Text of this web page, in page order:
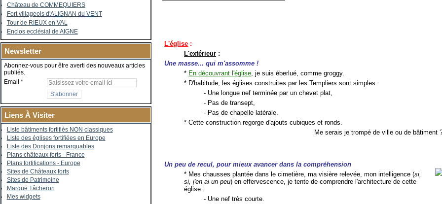
Château de COMMEQUIERS
Fort villageois d'ALIGNAN du VENT
Tour de RIEUX en VAL
Enclos ecclésial de AIGNE
Newsletter
Abonnez-vous pour être averti des nouveaux articles
publiés.
Email
Liens À Visiter
Liste bâtiments fortifiés NON classiques
Liste des églises fortifiées en Europe
Liste des Donjons remarquables
Plans châteaux forts - France
Plans fortifications - Europe
Sites de Châteaux forts
Sites de Patrimoine
Marque Tâcheron
Mes widgets
L'église :
L'extérieur :
Une masse... qui m'assomme !
* En découvrant l'église , je suis éberlué, comme groggy.
* D'habitude, les églises construites par les Templiers sont simples :
- Une longue nef terminée par un chevet plat,
- Pas de transept,
- Pas de chapelle latérale.
* Cette construction regorge d'ajouts cubiques et ronds.
Me serais je trompé de ville ou de bâtiment
Un peu de recul, pour mieux avancer dans la compréhension
* Mes chausses plantée dans le cimetière, ma visière relevée, mon intelligence (si,
si, j'en ai un peu) en effervescence, je tente de comprendre l'architecture de cette
église :
- Une nef très courte.